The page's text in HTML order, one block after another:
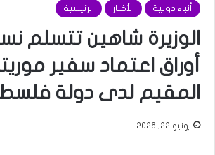
أنباء دولية الأخبار الرئيسية
الوزيرة شاهين تتسلم
أوراق اعتماد سفير
المقيم لدى دولة
يونيو 22, 2026